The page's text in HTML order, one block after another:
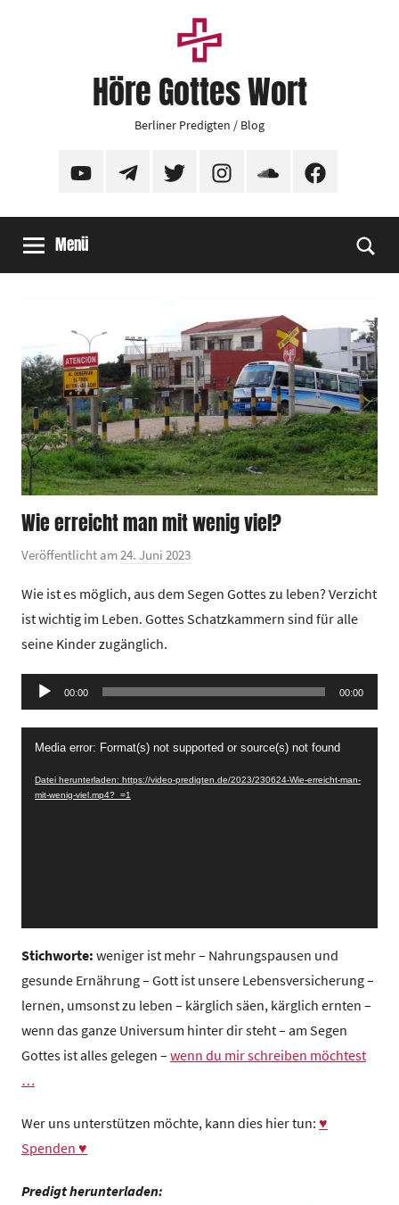
Höre Gottes Wort
Berliner Predigten / Blog
YouTubeTelegramTwitter InstagramSoundCloudFacebook
Menü
Wie erreicht man mit wenig viel?
Veröffentlicht am24. Juni 2023
n
G
m
e
e
u
Wie ist es möglich, aus dem Segen Gottes zu leben? Verzicht
ist wichtig im Leben. Gottes Schatzkammern sind für alle
seine Kinder zugänglich.
Audio-
Player
00:00 00:00
Video-
Media error: Format(s) not supported or source(s) not found
Datei herunterladen: https://video-predigten.de/2023/230624-Wie-erreicht-man-
mit-wenig-viel.mp4?_=1
Stichworte: weniger ist mehr – Nahrungspausen und
gesunde Ernährung – Gott ist unsere Lebensversicherung –
lernen, umsonst zu leben – kärglich säen, kärglich ernten –
wenn das ganze Universum hinter dir steht – am Segen
Gottes ist alles gelegen – wenn du mir schreiben möchtest
…
Wer uns unterstützen möchte, kann dies hier tun: ♥
Spenden ♥
Predigt herunterladen: